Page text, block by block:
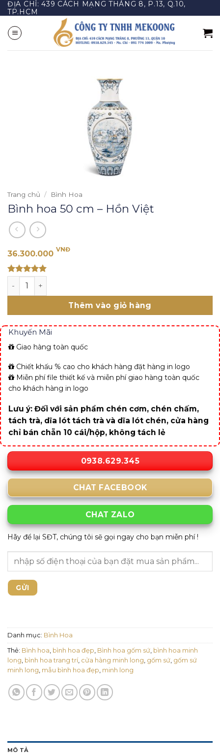
Bỏ
qua
nội
dung
ĐỊA CHỈ: 439 CÁCH MẠNG THÁNG 8, P.13, Q.10,
TP.HCM
Trang chủ / Bình Hoa
Bình hoa 50 cm – Hồn Việt
36.300.000 VNĐ
out of 5
Bình hoa 50 cm - Hồn Việt số lượng
Thêm vào giỏ hàng
Khuyến Mãi
Giao hàng toàn quốc
Chiết khấu % cao cho khách hàng đặt hàng in logo
Miễn phí file thiết kế và miễn phí giao hàng toàn quốc
cho khách hàng in logo
Lưu ý: Đối với sản phẩm chén cơm, chén chấm,
tách trà, dĩa lót tách trà và dĩa lót chén, cửa hàng
chỉ bán chẵn 10 cái/hộp, không tách lẻ
0938.629.345
CHAT FACEBOOK
CHAT ZALO
Hãy để lại SĐT, chúng tôi sẽ gọi ngay cho bạn miễn phí !
Danh mục: Bình Hoa
Thẻ: Bình hoa bình hoa đẹp Bình hoa gốm sứ bình hoa minh
long bình hoa trang trí, cửa hàng minh long gốm sứ gốm sứ
minh long mẫu bình hoa đẹp minh long
MÔ TẢ